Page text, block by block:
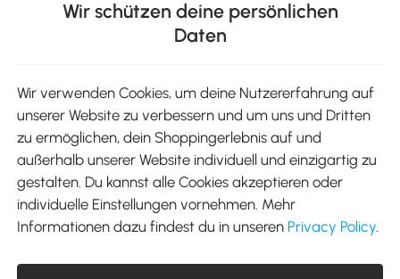
Aosom-App
Google Play
Tel.: +49 40 87408465
Wir schützen deine persönlichen
Daten
Wir verwenden Cookies, um deine Nutzererfahrung auf
unserer Website zu verbessern und um uns und Dritten
zu ermöglichen, dein Shoppingerlebnis auf und
außerhalb unserer Website individuell und einzigartig zu
gestalten. Du kannst alle Cookies akzeptieren oder
individuelle Einstellungen vornehmen. Mehr
Informationen dazu findest du in unseren Privacy Policy.